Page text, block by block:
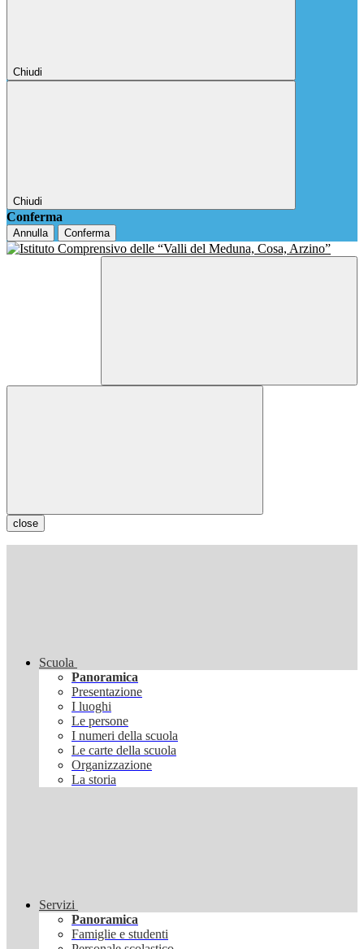
Chiudi
Chiudi
Conferma
Annulla Conferma
close
Scuola
Panoramica
Presentazione
I luoghi
Le persone
I numeri della scuola
Le carte della scuola
Organizzazione
La storia
Servizi
Panoramica
Famiglie e studenti